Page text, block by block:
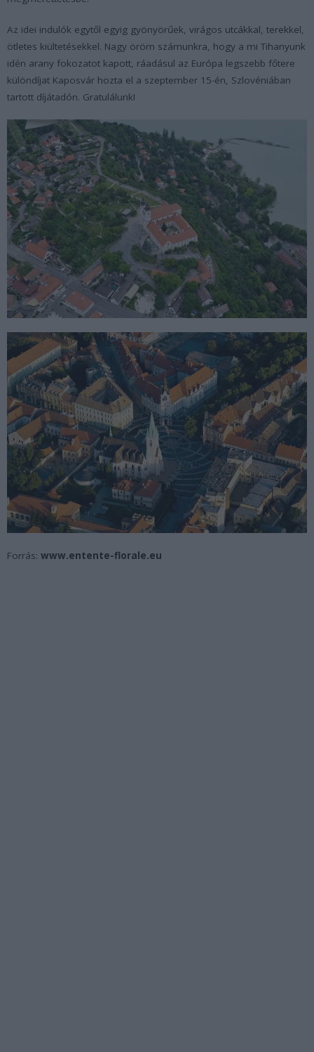
Az idei indulók egytől egyig gyönyörűek, virágos utcákkal, terekkel,
ötletes kiültetésekkel. Nagy öröm számunkra, hogy a mi Tihanyunk
idén arany fokozatot kapott, ráadásul az Európa legszebb főtere
különdíjat Kaposvár hozta el a szeptember 15-én, Szlovéniában
tartott díjátadón. Gratulálunk!
Forrás: www.entente-florale.eu